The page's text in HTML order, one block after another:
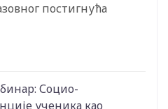
постигнућа
Социо-
ученика као